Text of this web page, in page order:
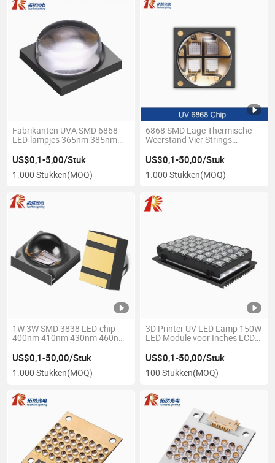
Fabrikanten UVA SMD 6868
LED-lampjes 365nm 385nm
voor printen uitharden
US$0,1-5,00/Stuk
1.000 Stukken(MOQ)
6868 SMD Lage Thermische
Weerstand Vier Strings
3D Printen UV Licht
Uithardende LED Lamp Parels
US$0,1-50,00/Stuk
1.000 Stukken(MOQ)
1W 3W SMD 3838 LED-chip
400nm 410nm 430nm 460nm
Uitharding
US$0,1-50,00/Stuk
1.000 Stukken(MOQ)
3D Printer UV LED Lamp 150W
LED Module voor Inches LCD
US$0,1-50,00/Stuk
100 Stukken(MOQ)